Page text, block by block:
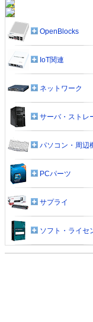
OpenBlocks
IoT関連
ネットワーク
サーバ・ストレ
パソコン・周辺
PCパーツ
サプライ
ソフト・ライセ